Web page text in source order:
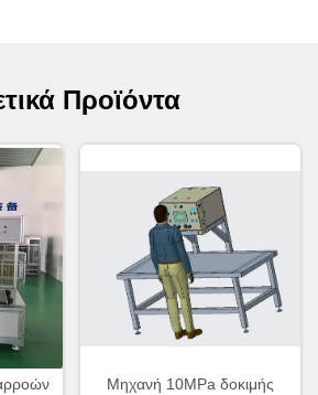
Προϊόντα
Μηχανή 10MPa δοκιμής